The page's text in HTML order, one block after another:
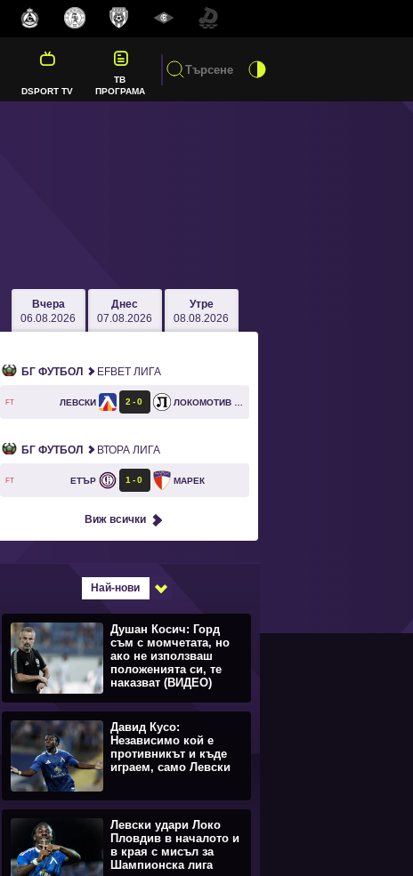
DSPORT TV
ТВ
ПРОГРАМА
Вчера
06.08.2026
Днес
07.08.2026
Утре
08.08.2026
БГ ФУТБОЛ EFBET ЛИГА
FT ЛЕВСКИ 2 0
БГ ФУТБОЛ ВТОРА ЛИГА
FT ЕТЪР 1 0 МАРЕК
Виж всички
Най-нови
Душан Косич: Горд
съм с момчетата, но
ако не използваш
положенията си, те
наказват (ВИДЕО)
Давид Кусо:
Независимо кой е
противникът и къде
играем, само Левски
Левски удари Локо
Пловдив в началото и
в края с мисъл за
Шампионска лига